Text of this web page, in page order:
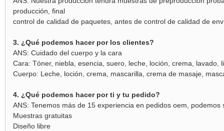
producción, final
control de calidad de paquetes, antes de control de calidad de
3. ¿Qué podemos hacer por los clientes?
ANS: Cuidado del cuerpo y la cara
Cara: Tóner, niebla, esencia, suero, leche, loción, crema, lavado,
Cuerpo: Leche, loción, crema, mascarilla, crema de masaje,
4. ¿Qué podemos hacer por ti y tu pedido?
ANS: Tenemos más de 15 experiencia en pedidos oem, podemos
Muestras gratuitas
Diseño libre